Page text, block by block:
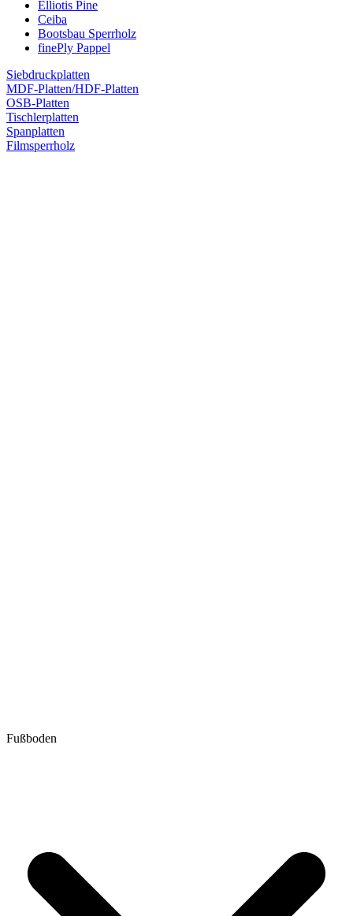
Elliotis Pine
Ceiba
Bootsbau Sperrholz
finePly Pappel
Siebdruckplatten
MDF-Platten/HDF-Platten
OSB-Platten
Tischlerplatten
Spanplatten
Filmsperrholz
Fußboden